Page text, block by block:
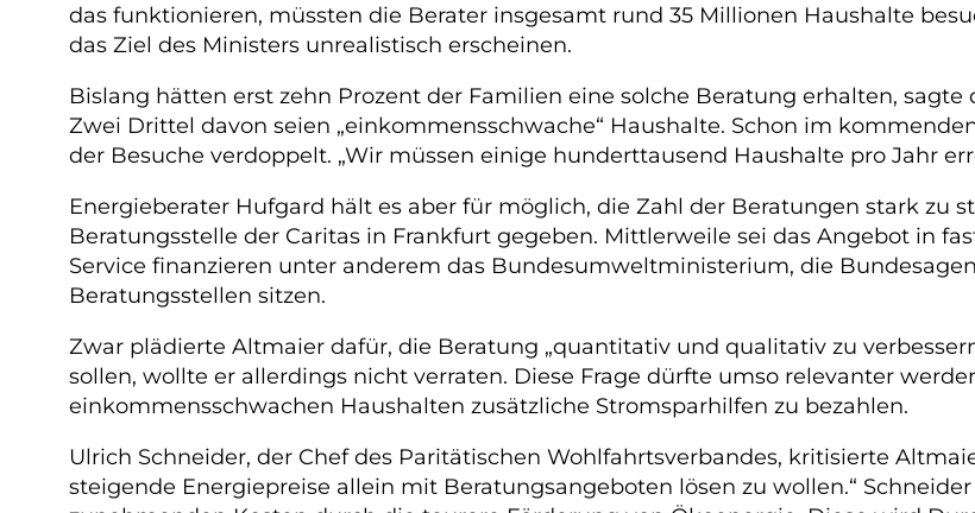
das funktionieren, müssten die Berater insgesamt rund 35 Millionen Haushalte
das Ziel des Ministers unrealistisch erscheinen.
Bislang hätten erst zehn Prozent der Familien eine solche Beratung erhalten,
Zwei Drittel davon seien „einkommensschwache“ Haushalte. Schon im
der Besuche verdoppelt. „Wir müssen einige hunderttausend Haushalte pro Jahr
Energieberater Hufgard hält es aber für möglich, die Zahl der Beratungen stark zu
Beratungsstelle der Caritas in Frankfurt gegeben. Mittlerweile sei das Angebot in
Service finanzieren unter anderem das Bundesumweltministerium, die
Beratungsstellen sitzen.
Zwar plädierte Altmaier dafür, die Beratung „quantitativ und qualitativ zu
sollen, wollte er allerdings nicht verraten. Diese Frage dürfte umso relevanter
einkommensschwachen Haushalten zusätzliche Stromsparhilfen zu bezahlen.
Ulrich Schneider, der Chef des Paritätischen Wohlfahrtsverbandes, kritisierte
steigende Energiepreise allein mit Beratungsangeboten lösen zu wollen.“